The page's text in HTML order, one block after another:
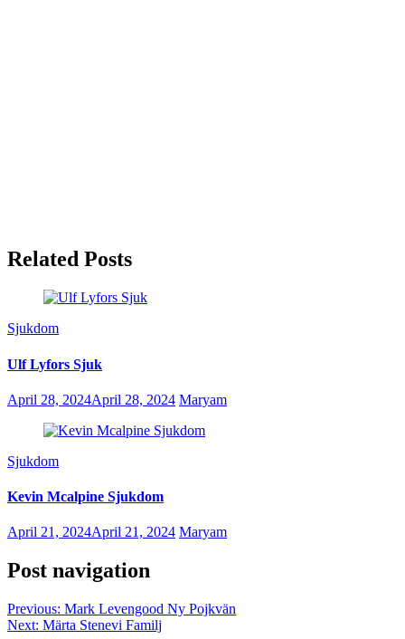
Related Posts
Sjukdom
Ulf Lyfors Sjuk
April 28, 2024April 28, 2024 Maryam
Sjukdom
Kevin Mcalpine Sjukdom
April 21, 2024April 21, 2024 Maryam
Post navigation
Previous: Mark Levengood Ny Pojkvän
Next: Märta Stenevi Familj